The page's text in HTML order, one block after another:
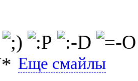
Еще смайлы